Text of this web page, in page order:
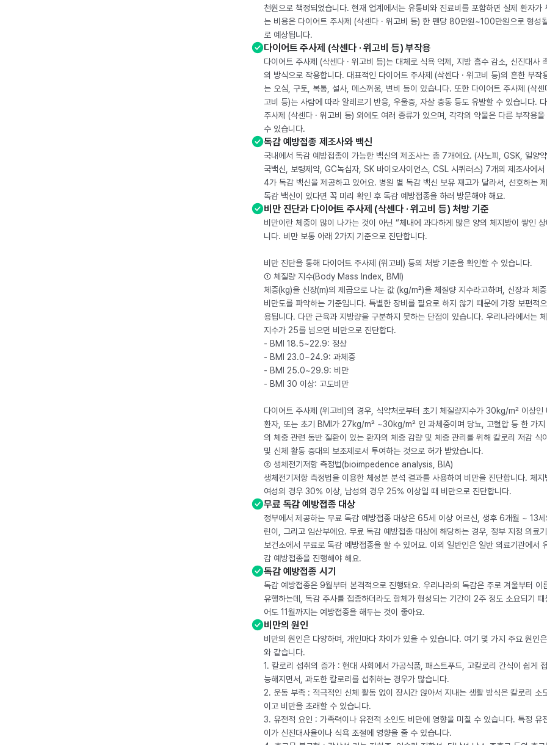
천원으로 책정되었습니다. 현재 업계에서는 유통비와 진료비를 포함하면 실제 환자가
는 비용은 다이어트 주사제 (삭센다 · 위고비 등) 한 펜당 80만원~100만원으로 형성
로 예상됩니다.
다이어트 주사제 (삭센다 · 위고비 등) 부작용
다이어트 주사제 (삭센다 · 위고비 등)는 대체로 식욕 억제, 지방 흡수 감소, 신진대사
의 방식으로 작용합니다. 대표적인 다이어트 주사제 (삭센다 · 위고비 등)의 흔한 부작
는 오심, 구토, 복통, 설사, 메스꺼움, 변비 등이 있습니다. 또한 다이어트 주사제 (삭센
고비 등)는 사람에 따라 알레르기 반응, 우울증, 자살 충동 등도 유발할 수 있습니다.
주사제 (삭센다 · 위고비 등) 외에도 여러 종류가 있으며, 각각의 약물은 다른 부작용을
수 있습니다.
독감 예방접종 제조사와 백신
국내에서 독감 예방접종이 가능한 백신의 제조사는 총 7개에요. (사노피, GSK, 일양
국백신, 보령제약, GC녹십자, SK 바이오사이언스, CSL 시퀴러스) 7개의 제조사에서
4가 독감 백신을 제공하고 있어요. 병원 별 독감 백신 보유 재고가 달라서, 선호하는
독감 백신이 있다면 꼭 미리 확인 후 독감 예방접종을 하러 방문해야 해요.
비만 진단과 다이어트 주사제 (삭센다 · 위고비 등) 처방 기준
비만이란 체중이 많이 나가는 것이 아닌 “체내에 과다하게 많은 양의 체지방이 쌓인
니다. 비만 보통 아래 2가지 기준으로 진단합니다.
비만 진단을 통해 다이어트 주사제 (위고비) 등의 처방 기준을 확인할 수 있습니다.
① 체질량 지수(Body Mass Index, BMI)
체중(kg)을 신장(m)의 제곱으로 나눈 값 (kg/m²)을 체질량 지수라고하며, 신장과 체
비만도를 파악하는 기준입니다. 특별한 장비를 필요로 하지 않기 때문에 가장 보편적
용됩니다. 다만 근육과 지방량을 구분하지 못하는 단점이 있습니다. 우리나라에서는
지수가 25를 넘으면 비만으로 진단합다.
- BMI 18.5~22.9: 정상
- BMI 23.0~24.9: 과체중
- BMI 25.0~29.9: 비만
- BMI 30 이상: 고도비만
다이어트 주사제 (위고비)의 경우, 식약처로부터 초기 체질량지수가 30kg/m² 이상인
환자, 또는 초기 BMI가 27kg/m² ~30kg/m² 인 과체중이며 당뇨, 고혈압 등 한 가지
의 체중 관련 동반 질환이 있는 환자의 체중 감량 및 체중 관리를 위해 칼로리 저감 식
및 신체 활동 증대의 보조제로서 투여하는 것으로 허가 받았습니다.
② 생체전기저항 측정법(bioimpedence analysis, BIA)
생체전기저항 측정법을 이용한 체성분 분석 결과를 사용하여 비만을 진단합니다. 체지
여성의 경우 30% 이상, 남성의 경우 25% 이상일 때 비만으로 진단합니다.
무료 독감 예방접종 대상
정부에서 제공하는 무료 독감 예방접종 대상은 65세 이상 어르신, 생후 6개월 ~ 13
린이, 그리고 임산부에요. 무료 독감 예방접종 대상에 해당하는 경우, 정부 지정 의료
보건소에서 무료로 독감 예방접종을 할 수 있어요. 이외 일반인은 일반 의료기관에서
감 예방접종을 진행해야 해요.
독감 예방접종 시기
독감 예방접종은 9월부터 본격적으로 진행돼요. 우리나라의 독감은 주로 겨울부터 이
유행하는데, 독감 주사를 접종하더라도 항체가 형성되는 기간이 2주 정도 소요되기 때
어도 11월까지는 예방접종을 해두는 것이 좋아요.
비만의 원인
비만의 원인은 다양하며, 개인마다 차이가 있을 수 있습니다. 여기 몇 가지 주요 원인
와 같습니다.
1. 칼로리 섭취의 증가 : 현대 사회에서 가공식품, 패스트푸드, 고칼로리 간식이 쉽게
능해지면서, 과도한 칼로리를 섭취하는 경우가 많습니다.
2. 운동 부족 : 적극적인 신체 활동 없이 장시간 앉아서 지내는 생활 방식은 칼로리 소
이고 비만을 초래할 수 있습니다.
3. 유전적 요인 : 가족력이나 유전적 소인도 비만에 영향을 미칠 수 있습니다. 특정 유
이가 신진대사율이나 식욕 조절에 영향을 줄 수 있습니다.